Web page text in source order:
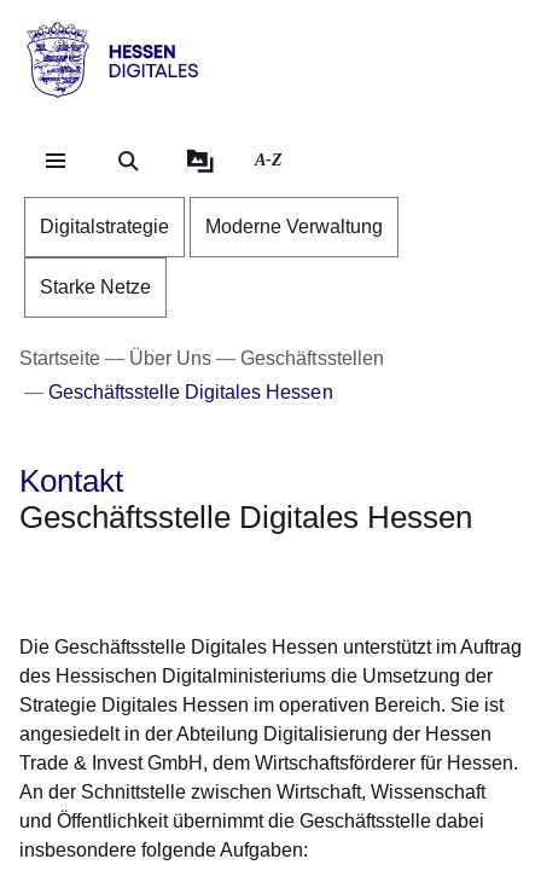
Hessen
Digitales
A-Z
Digitalstrategie Moderne Verwaltung
Starke Netze
Startseite Über Uns
Geschäftsstellen
Geschäftsstelle Digitales Hessen
Kontakt
Geschäftsstelle Digitales Hessen
Die Geschäftsstelle Digitales Hessen unterstützt im Auftrag
des Hessischen Digitalministeriums die Umsetzung der
Strategie Digitales Hessen im operativen Bereich. Sie ist
angesiedelt in der Abteilung Digitalisierung der Hessen
Trade & Invest GmbH, dem Wirtschaftsförderer für Hessen.
An der Schnittstelle zwischen Wirtschaft, Wissenschaft
und Öffentlichkeit übernimmt die Geschäftsstelle dabei
insbesondere folgende Aufgaben: